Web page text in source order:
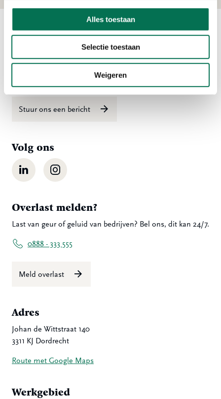
Alles toestaan
Selectie toestaan
Weigeren
Ma t/m vr 08:00 tot 16:30 uur
Stuur ons een bericht
Volg ons
LinkedIn Instagram
Overlast melden?
Last van geur of geluid van bedrijven? Bel ons, dit kan 24/7.
0888 - 333 555
Meld overlast
Adres
Johan de Wittstraat 140
3311 KJ Dordrecht
Route met Google Maps
Werkgebied